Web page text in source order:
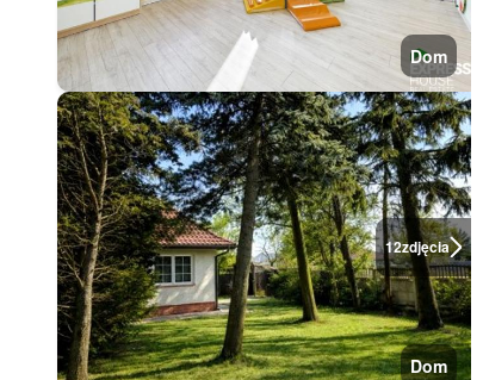
Dom
12zdjęcia
Dom